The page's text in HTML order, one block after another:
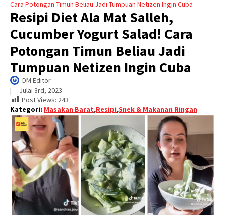
Cara Potongan Timun Beliau Jadi Tumpuan Netizen Ingin Cuba
Resipi Diet Ala Mat Salleh,
Cucumber Yogurt Salad! Cara
Potongan Timun Beliau Jadi
Tumpuan Netizen Ingin Cuba
DM Editor
| Julai 3rd, 2023
Post Views: 243
Kategori: Masakan Barat,Resipi,Snek & Makanan Ringan